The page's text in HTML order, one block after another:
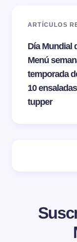
ARTÍCULOS
Día Mundial
Menú
temporada
10
tupper